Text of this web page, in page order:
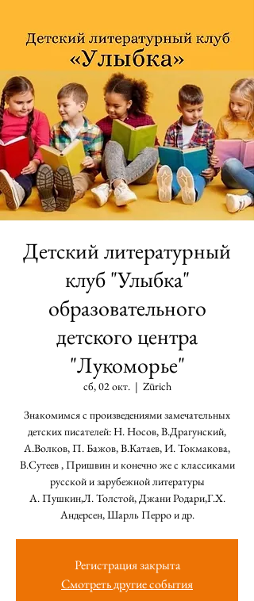
Детский литературный
клуб "Улыбка"
образовательного
детского центра
"Лукоморье"
сб, 02 окт.
  |
Zürich
Знакомимся с произведениями замечательных
детских писателей: Н. Носов, В.Драгунский,
А.Волков, П. Бажов, В.Катаев, И. Токмакова,
В.Сутеев , Пришвин и конечно же с классиками
русской и зарубежной литературы
А. Пушкин,Л. Толстой, Джани Родари,Г.Х.
Андерсен, Шарль Перро и др.
Регистрация закрыта
Смотреть другие события